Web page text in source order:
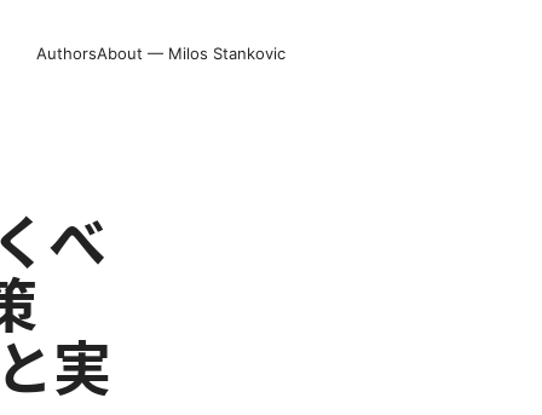
AuthorsAbout — Milos Stankovic
べ
実